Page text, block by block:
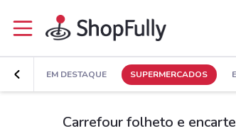
EM DESTAQUE SUPERMERCADOS
Carrefour folheto e